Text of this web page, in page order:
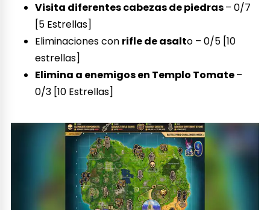
Visita diferentes cabezas de piedras– 0/7
[5 Estrellas]
Eliminaciones con rifle de asalto – 0/5 [10
estrellas]
Elimina a enemigos en Templo Tomate–
0/3 [10 Estrellas]